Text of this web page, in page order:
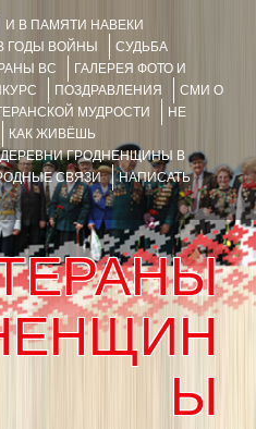
И В ПАМЯТИ НАВЕКИ
ГОДЫ ВОЙНЫ
СУДЬБА
ВС
ГАЛЕРЕЯ ФОТО И
ПОЗДРАВЛЕНИЯ
СМИ О
МУДРОСТИ
НЕ
КАК ЖИВЁШЬ
ГРОДНЕНЩИНЫ В
СВЯЗИ
НАПИСАТЬ
Ы